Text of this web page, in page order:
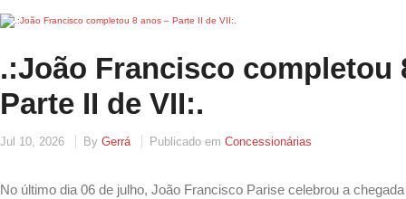
.:João Francisco completou
Parte II de VII:.
Jul 10, 2026 By Gerrá Publicado em Concessionárias
No último dia 06 de julho, João Francisco Parise celebrou a